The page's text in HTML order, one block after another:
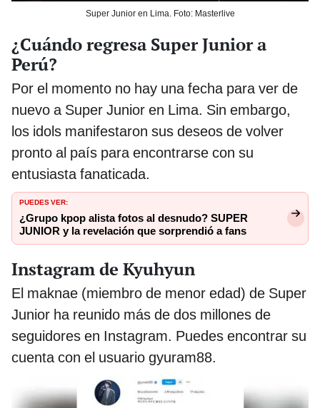
Super Junior en Lima. Foto: Masterlive
¿Cuándo regresa Super Junior a
Perú?
Por el momento no hay una fecha para ver de
nuevo a Super Junior en Lima. Sin embargo,
los idols manifestaron sus deseos de volver
pronto al país para encontrarse con su
entusiasta fanaticada.
PUEDES VER:
¿Grupo kpop alista fotos al desnudo? SUPER
JUNIOR y la revelación que sorprendió a fans
Instagram de Kyuhyun
El maknae (miembro de menor edad) de Super
Junior ha reunido más de dos millones de
seguidores en Instagram. Puedes encontrar su
cuenta con el usuario gyuram88.